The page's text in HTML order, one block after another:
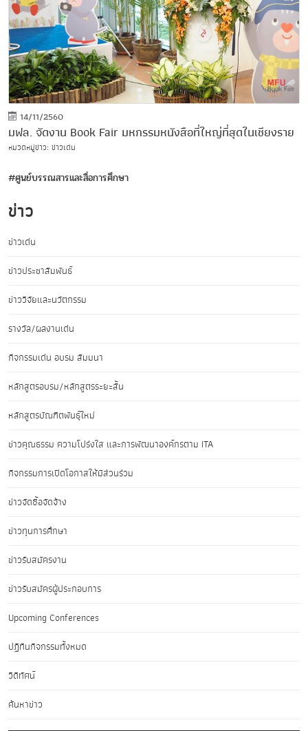
14/11/2560
มฟล. จัดงาน Book Fair มหกรรมหนังสือที่ใหญ่ที่สุดในเชียงราย
หมวดหมู่ข่าว: ข่าวเด่น
#ศูนย์บรรณสารและสื่อการศึกษา
ข่าว
ข่าวเด่น
ข่าวประชาสัมพันธ์
ข่าววิจัยและนวัตกรรม
รางวัล/ผลงานเด่น
กิจกรรมเด่น อบรม สัมมนา
หลักสูตรอบรม/หลักสูตรระยะสั้น
หลักสูตรบัณฑิตพันธุ์ใหม่
ข่าวคุณธรรม ความโปร่งใส และการพัฒนาองค์กรตาม ITA
กิจกรรมการเปิดโอกาสให้มีส่วนร่วม
ข่าวจัดซื้อจัดจ้าง
ข่าวทุนการศึกษา
ข่าวรับสมัครงาน
ข่าวรับสมัครผู้ประกอบการ
Upcoming Conferences
ปฏิทินกิจกรรมทั้งหมด
วิดีทัศน์
ค้นหาข่าว